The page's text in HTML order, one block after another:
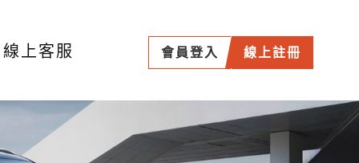
線上客服 會員登入 線上註冊